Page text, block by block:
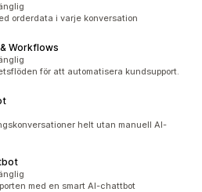
orderdata i varje konversation
Workflows
för att automatisera kundsupport.
helt utan manuell AI-
med en smart AI-chattbot